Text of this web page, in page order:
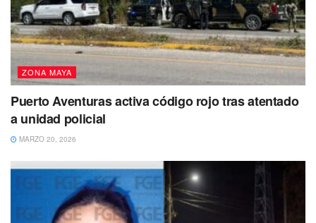
ZONA MAYA
Puerto Aventuras activa código rojo tras atentado
a unidad policial
MARZO 20, 2026